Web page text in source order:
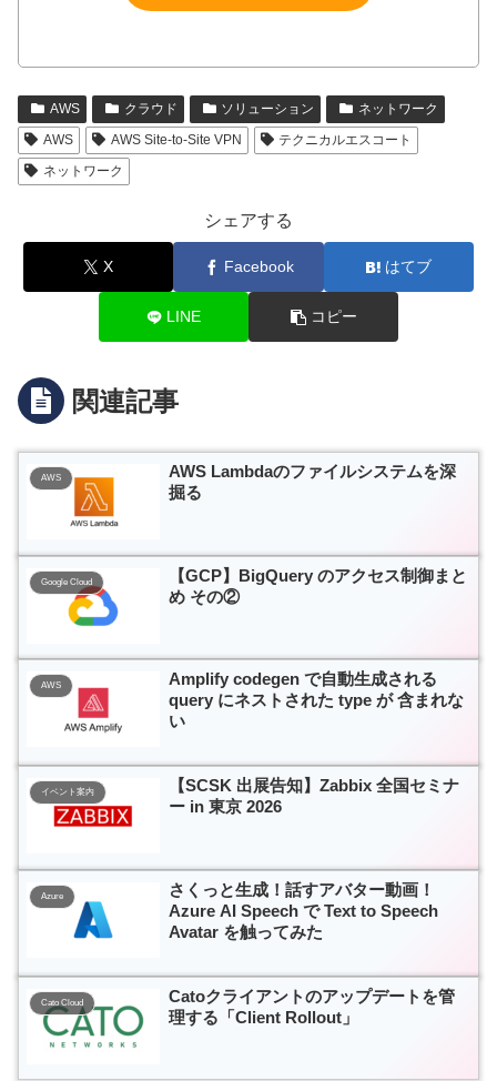
AWS クラウド ソリューション
ネットワーク
AWS
AWS Site-to-Site VPN
テクニカルエスコート
ネットワーク
シェアする
X Facebook はてブ
LINE コピー
関連記事
AWS
AWS Lambdaのファイルシステムを深
掘る
Google Cloud
【GCP】BigQuery のアクセス制御まと
め その②
AWS
Amplify codegen で自動生成される
query にネストされた type が 含まれな
い
イベント案内
【SCSK 出展告知】Zabbix 全国セミナ
ー in 東京 2026
Azure
さくっと生成！話すアバター動画！
Azure AI Speech で Text to Speech
Avatar を触ってみた
Cato Cloud
Catoクライアントのアップデートを管
理する「Client Rollout」